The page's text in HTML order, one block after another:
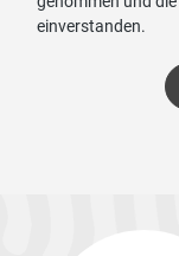
einverstanden.